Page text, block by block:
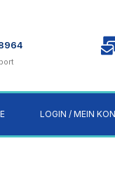
LOGIN / MEIN